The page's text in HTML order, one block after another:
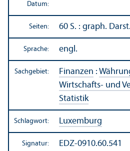
Datum:
Seiten: 60 S. : graph. Darst.
Sprache: engl.
Sachgebiet: Finanzen :
Wirtschafts- und
Statistik
Schlagwort: Luxemburg
Signatur: EDZ-0910.60.541